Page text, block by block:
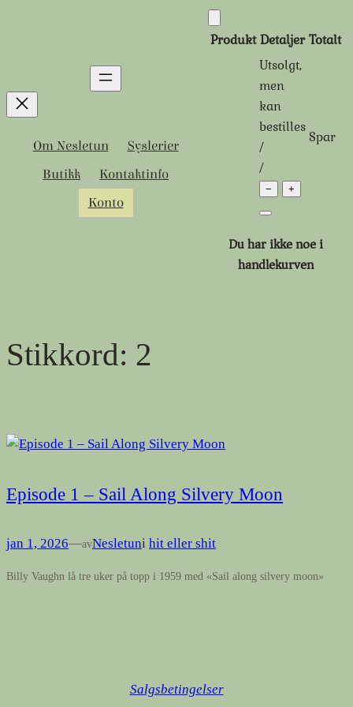
Om Nesletun
Syslerier
Butikk
Kontaktinfo
Konto
Produkter
handlekurven
Produkt Detaljer Totalt
Utsolgt,
men
kan
bestilles
Tidligere
pris:
Rabattert
pris:
/
/
− +
Spar
Du har ikke noe i
handlekurven
Stikkord: 2
Episode 1 – Sail Along Silvery Moon
jan 1, 2026—avNesletuni hit eller shit
Billy Vaughn lå tre uker på topp i 1959 med «Sail along silvery moon»
Salgsbetingelser